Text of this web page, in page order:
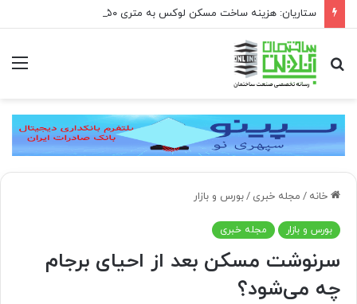
جستجو
برای
خانه / مجله خبری /بورس و بازار
بورس و بازار مجله خبری
سرنوشت مسکن بعد از احیای برجام
چه می‌شود؟